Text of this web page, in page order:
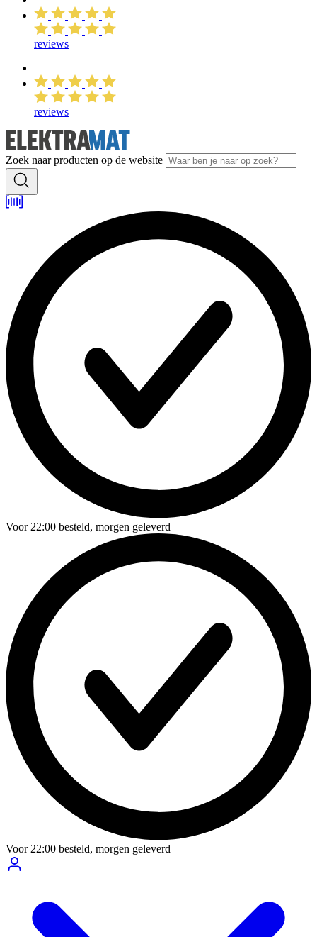
reviews
reviews
Zoek naar producten op de website
Voor22:00 besteld, morgen geleverd
Voor22:00 besteld, morgen geleverd